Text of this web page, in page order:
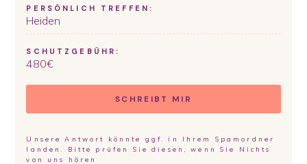
PERSÖNLICH TREFFEN:
Heiden
SCHUTZGEBÜHR:
480€
SCHREIBT MIR
Unsere Antwort könnte ggf. in Ihrem Spamordner
landen. Bitte prüfen Sie diesen, wenn Sie Nichts
von uns hören